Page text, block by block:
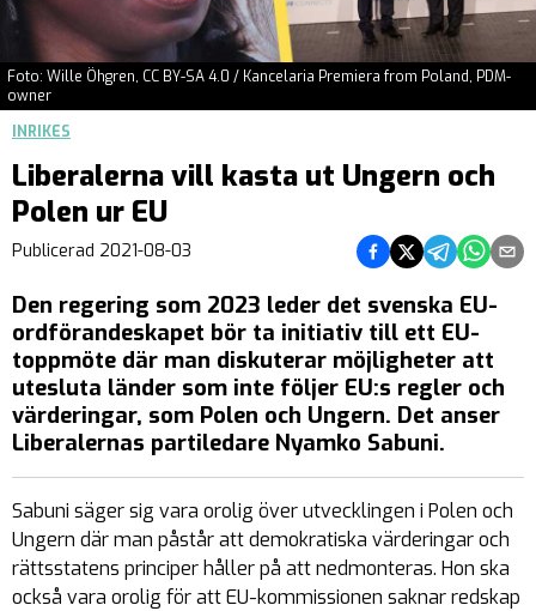
Foto: Wille Öhgren, CC BY-SA 4.0 / Kancelaria Premiera from Poland, PDM-
owner
INRIKES
Liberalerna vill kasta ut Ungern och
Polen ur EU
Publicerad 2021-08-03 Dela på Facebook
Dela på Twitter
Dela påDela på
Dela
Den regering som 2023 leder det svenska EU-
ordförandeskapet bör ta initiativ till ett EU-
toppmöte där man diskuterar möjligheter att
utesluta länder som inte följer EU:s regler och
värderingar, som Polen och Ungern. Det anser
Liberalernas partiledare Nyamko Sabuni.
Sabuni säger sig vara orolig över utvecklingen i Polen och
Ungern där man påstår att demokratiska värderingar och
rättsstatens principer håller på att nedmonteras. Hon ska
också vara orolig för att EU-kommissionen saknar redskap